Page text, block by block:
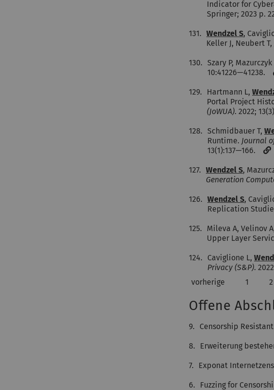
Indicator for
Springer; 2023 p.
131. Wendzel S,
Keller J, Neubert T,
130. Szary P, Mazurczyk
10:41226—41238.
129. Hartmann L,
Portal Project
(JoWUA). 2022;
128. Schmidbauer T,
Runtime. Journal
13(1):137—166.
127. Wendzel S,
Generation
126. Wendzel S,
Replication
125. Mileva A, Velinov
Upper Layer
124. Caviglione L,
Privacy (S&P).
vorherige
1 2
Offene
9. Censorship
8. Erweiterung
7. Exponat
6. Fuzzing for